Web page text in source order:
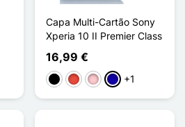
Capa Multi-Cartão Sony
Xperia 10 II Premier Class
16,99 €
PretoVermelho
RosaAzul Escuro
+1